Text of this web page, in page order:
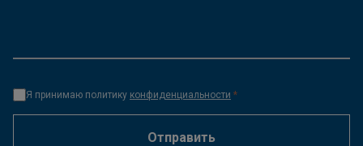
Я принимаю политику конфиденциальности *
Отправить